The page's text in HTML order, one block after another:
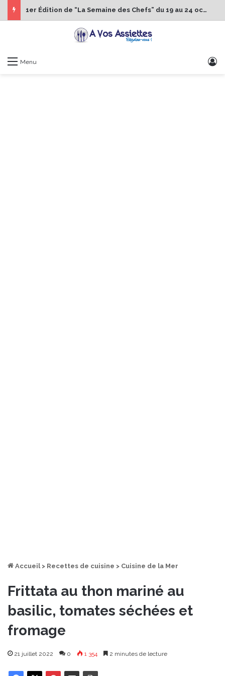
1er Édition de “La Semaine des Chefs” du 19 au 24 octobre 2026
Menu
Accueil > Recettes de cuisine > Cuisine de la Mer
Frittata au thon mariné au
basilic, tomates séchées et
fromage
21 juillet 2022 0 1 354 2 minutes de lecture